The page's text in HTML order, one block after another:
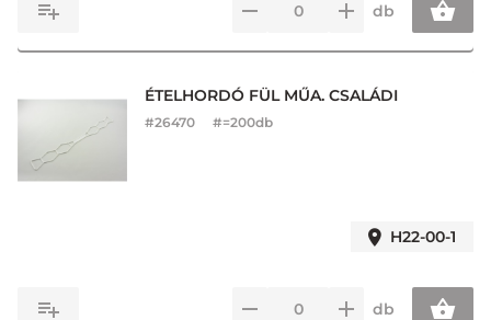
db
ÉTELHORDÓ FÜL MŰA. CSALÁDI
#26470 #=200db
H22-00-1
db